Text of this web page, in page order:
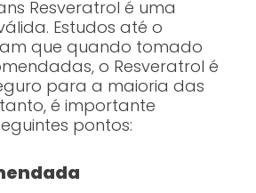
Resveratrol é uma
Estudos até o
que quando tomado
o Resveratrol é
para a maioria das
é importante
pontos: